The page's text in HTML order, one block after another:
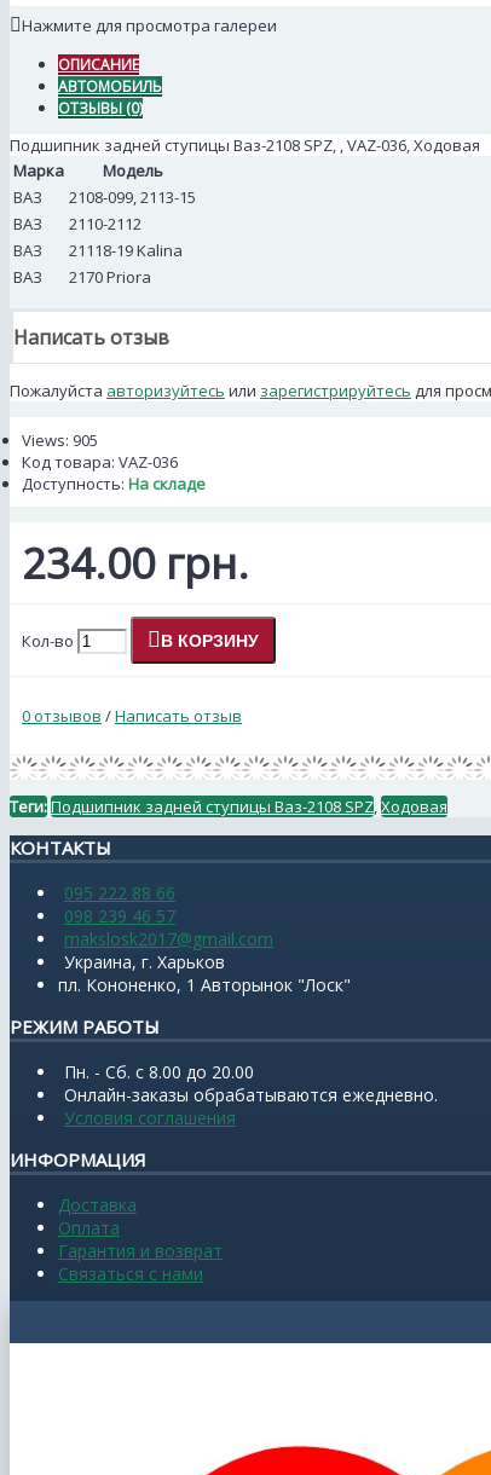
Нажмите для просмотра галереи
ОПИСАНИЕ
АВТОМОБИЛЬ
ОТЗЫВЫ (0)
Подшипник задней ступицы Ваз-2108 SPZ, , VAZ-036, Ходовая
Марка
Модель
ВАЗ
2108-099, 2113-15
ВАЗ
2110-2112
ВАЗ
21118-19 Kalina
ВАЗ
2170 Priora
Написать отзыв
Пожалуйста авторизуйтесь или зарегистрируйтесь для
Views: 905
Код товара: VAZ-036
Доступность: На складе
234.00 грн.
Кол-во В КОРЗИНУ
0 отзывов /Написать отзыв
Теги:Подшипник задней ступицы Ваз-2108 SPZ,Ходовая
КОНТАКТЫ
095 222 88 66
098 239 46 57
makslosk2017@gmail.com
Украина, г. Харьков
пл. Кононенко, 1 Авторынок "Лоск"
РЕЖИМ РАБОТЫ
Пн. - Сб. с 8.00 до 20.00
Онлайн-заказы обрабатываются ежедневно.
Условия соглашения
ИНФОРМАЦИЯ
Доставка
Оплата
Гарантия и возврат
Связаться с нами